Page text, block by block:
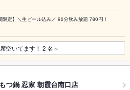
限定】＼生ビール込み／ 90分飲み放題 780円！
空いてます！ 2 名～
つ鍋 忍家 朝霞台南口店